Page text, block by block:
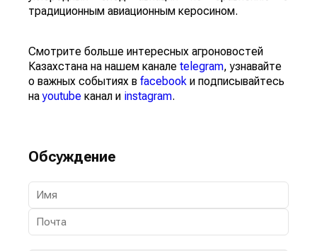
традиционным авиационным керосином.
Смотрите больше интересных агроновостей
Казахстана на нашем канале telegram, узнавайте
о важных событиях в facebook и подписывайтесь
наyoutube канал и instagram.
Обсуждение